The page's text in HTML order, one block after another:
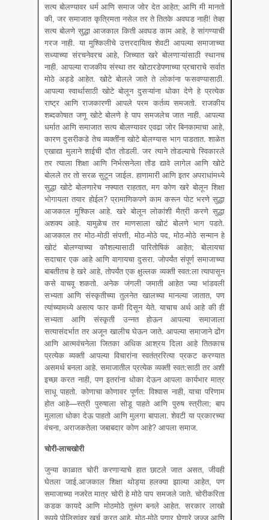
सत्य बोलण्यावर धर्म आणि समाज जोर देत आहेत; आणि मी मानतो
की, जर समाजात कृत्रिमता नसेल तर ते तितके अवघड नाही! तेव्हा
सत्य बोलणे सुद्धा आजकाल किती अवघड काम आहे, हे सांगण्याची
गरज नाही. या मुश्किलीचे उत्तरदायित्व शेवटी आपल्या समाजाच्या
सध्याच्या संरचनेवरच आहे, जिच्यात खरे बोलणाऱ्यांसाठी स्थानच
नाही. आपल्या राजकीय संस्था तर खोटारडेपणाच्या प्रचाराचे सर्वात
मोठे अड्डे आहेत. खोटे बोलले जाते ते लोकांना फसवण्यासाठी.
आपल्या स्वार्थासाठी खोटे बोलून दुसऱ्यांना धोका देणे हे प्रत्येक
राष्ट्र आणि राजकारणी आपले परम कर्तव्य समजतो. राजकीय
शब्दकोषात जणू खोटे बोलणे हे पाप समजलेच जात नाही. आपल्या
धर्मात आणि समाजात सत्य बोलण्यावर एवढा जोर बिनकामाचा आहे,
कारण दुसरीकडे तेच व्यक्तींना खोटे बोलण्यास भाग पाडतात. शाळेत
एखाद्या मुलाने शाईची दौत तोडली. जर त्याने तोडल्याचे स्विकारले
तर त्याला शिक्षा आणि निर्भत्सनेला तोंड द्यावे लागेल आणि खोटे
बोलले तर तो सरळ सुटून जाईल. हाणामारी आणि इतर अपराधांमध्ये
सुद्धा खोटे बोलणारेच नफ्यात राहतात, मग कोण खरे बोलून शिक्षा
भोगायला तयार होईल? प्रामाणिकपणे काम करून पोट भरणे सुद्धा
आजकाल मुश्किल आहे. खरे बोलून लोकांशी मैत्री करणे सुद्धा
अशक्य आहे. यामुळेच तर माणसाला खोटं बोलणे भाग पडते.
आजकाल तर मोठ-मोठी संपत्ती, मोठ-मोठे पद, मोठ-मोठे सन्मान हे
खोटं बोलण्याच्या कौशल्यासाठी पारितोषिकं आहेत; बोलायचा
सदाचार एक आहे आणि वागायचा दुसरा. जोपर्यंत संपूर्ण समाजाच्या
बाबतीतच हे खरे आहे, तोपर्यंत एक क्षुल्लक व्यक्ती स्वत:ला त्यापासून
कसे वाचवू शकतो. अनेक जंगली जमाती आहेत ज्या भांडवली
सभ्यता आणि संस्कृतीच्या तुलनेत खालच्या मानल्या जातात, पण
त्यांच्यामध्ये असत्य फार कमी दिसून येते. याचाच अर्थ आहे की ही
सभ्यता आणि संस्कृती उन्नत होऊन आपल्या समाजाला
सत्यासंदर्भात तर अजून खालीच घेऊन जाते. आपल्या समाजाने ढोंग
आणि आत्मवंचनेला जितका अधिक आश्रय दिला आहे तितकाच
प्रत्येक व्यक्ती आपल्या विचारांना स्वतंत्ररित्या प्रकट करण्यात
असमर्थ बनला आहे. समाजातील प्रत्येक व्यक्ती स्वत:साठी तर अशी
इच्छा करत नाही, पण इतरांना धोका देऊन आपला कार्यभार मात्र
साधू पाहतो. कोणाचा कोणावर पूर्णत: विश्वास नाही, याचा परिणाम
होत आहे—स्त्री पुरुषाला सोडू पाहते आणि पुरुष स्त्रीला; बाप
मुलाला धोका देऊ पाहतो आणि मुलगा बापाला. शेवटी या प्रकारच्या
वंचना, अराजकतेला जबाबदार कोण आहे? आपला समाज.
चोरी-लाचखोरी
जुन्या काळात चोरी करणाऱ्याचे हात छाटले जात असत, जीवही
घेतला जाई.आजकाल शिक्षा थोड्या हलक्या झाल्या आहेत, पण
समाजाच्या नजरेत मात्र चोरी हे मोठे पाप समजले जाते. चोरीकरिता
कडक कायदे आणि मोठमोठे तुरूंग बनले आहेत. सरकार लाखो
रूपये पोलिसांवर खर्च करत आहे. मोठ-मोठे पगार घेणारे जज्ज आणि